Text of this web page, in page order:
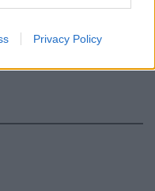
Privacy Policy